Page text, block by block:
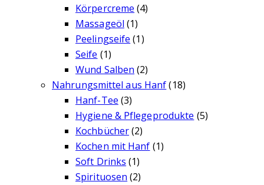
Körpercreme (4)
Massageöl (1)
Peelingseife (1)
Seife (1)
Wund Salben (2)
Nahrungsmittel aus Hanf (18)
Hanf-Tee (3)
Hygiene & Pflegeprodukte (5)
Kochbücher(2)
Kochen mit Hanf (1)
Soft Drinks (1)
Spirituosen (2)